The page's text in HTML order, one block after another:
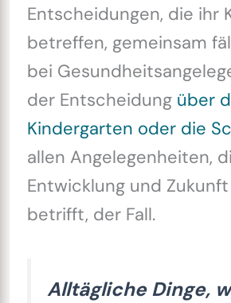
Entscheidungen, die ihr
betreffen, gemeinsam
bei
der Entscheidung über
Kindergarten oder die
allen Angelegenheiten,
Entwicklung und
betrifft, der Fall.
Alltägliche Dinge,